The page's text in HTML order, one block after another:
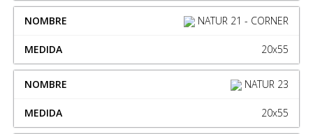
NATUR 21 - CORNER
20x55
NATUR 23
20x55